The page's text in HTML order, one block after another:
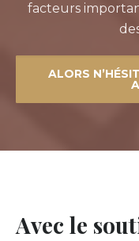
facteurs
ALORS
Avec le